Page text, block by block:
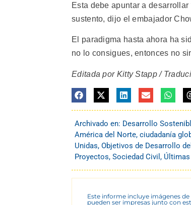
Esta debe apuntar a
sustento, dijo el embajador
El paradigma hasta ahora ha
no lo consigues, entonces no
Editada por Kitty Stapp /
Archivado en: Desarrollo
América del Norte, ciudadanía
Unidas, Objetivos de Desarrollo
Proyectos, Sociedad Civil ,
Este informe incluye imágenes
pueden ser impresas junto con